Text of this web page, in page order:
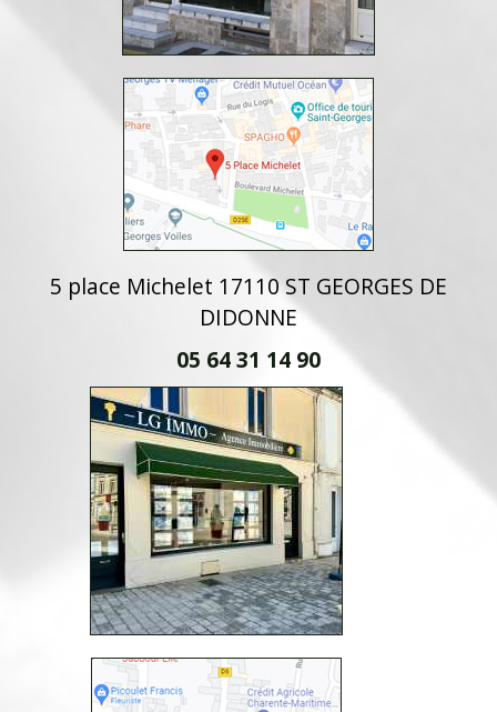
5 place Michelet 17110 ST GEORGES DE
DIDONNE
05 64 31 14 90